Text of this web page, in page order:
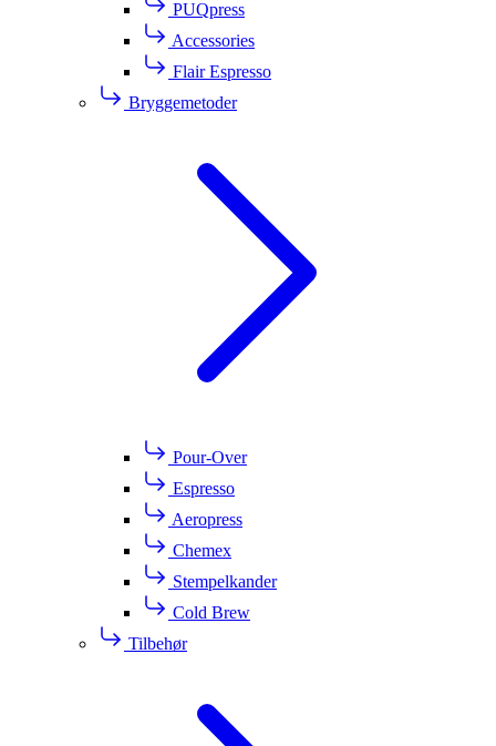
PUQpress
Accessories
Flair Espresso
Bryggemetoder
Pour-Over
Espresso
Aeropress
Chemex
Stempelkander
Cold Brew
Tilbehør